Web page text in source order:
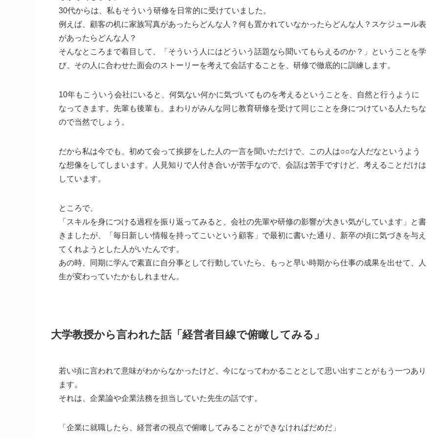
30代からは、私もそういう研修を日常的に受けていました。
例えば、顧客の机に家族写真があったらどんな人？何も置かれていなかったらどんな人？スケジュール表
があったらどんな人？
そんなところまで着目して、「そういう人にはどういう話題なら聞いてもらえるのか？」ということを学
び、その人に合わせた面会のストーリーを考えて会話することを、研修で徹底的に訓練します。
10年もこういう会社にいると、何気ない何かに気づいてものを考えるということを、自然と行うように
なってきます。先輩も後輩も、まわりがみんな同じ教育研修を受けて同じことを身につけている人たちな
ので当然でしょう。
だから私は今でも、初めて会って挨拶をした人の一言を聞いただけで、この人は○○な人だなというよう
な想像をしてしまいます。人見知りで人付き合いが苦手なので、会話は苦手ですけど、考えることだけは
しています。
ところで、
「スキルを身につける過程を振り返ってみると、会社の先輩や研修の影響が大きい気がしています」と書
きましたが、「毎日新しい情報を持ってこいという顧客」で最初に書いた通り、新卒の頃に気づきを与え
てくれようとした人がいたんです。
あの時、同期に学んで素直に自分事として行動していたら、もっと早い時期から仕事の成果を出せて、人
生が変わっていたかもしれません。
大学教授から言われた話「経営者目線で俯瞰してみる」
若い頃に言われて意味がわからなかったけど、今になってわかることとして思い出すことがもう一つあり
ます。
それは、企業論や企業法務を担当していた先生の話です。
「企業に就職したら、経営者の視点で俯瞰してみることができなければだめだ」